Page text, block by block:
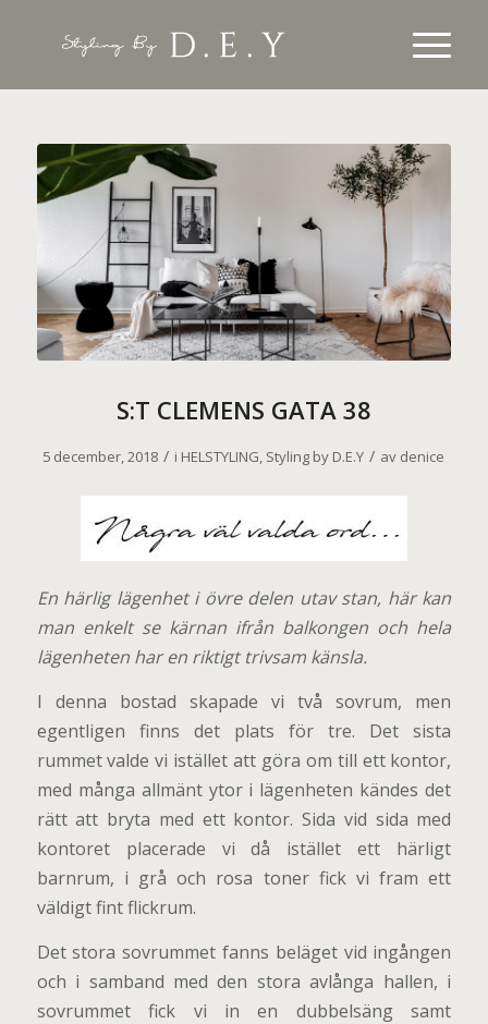
S:T CLEMENS GATA 38
5 december, 2018 / i HELSTYLING, Styling by D.E.Y / av denice
En härlig lägenhet i övre delen utav stan, här kan
man enkelt se kärnan ifrån balkongen och hela
lägenheten har en riktigt trivsam känsla.
I denna bostad skapade vi två sovrum, men
egentligen finns det plats för tre. Det sista
rummet valde vi istället att göra om till ett kontor,
med många allmänt ytor i lägenheten kändes det
rätt att bryta med ett kontor. Sida vid sida med
kontoret placerade vi då istället ett härligt
barnrum, i grå och rosa toner fick vi fram ett
väldigt fint flickrum.
Det stora sovrummet fanns beläget vid ingången
och i samband med den stora avlånga hallen, i
sovrummet fick vi in en dubbelsäng samt